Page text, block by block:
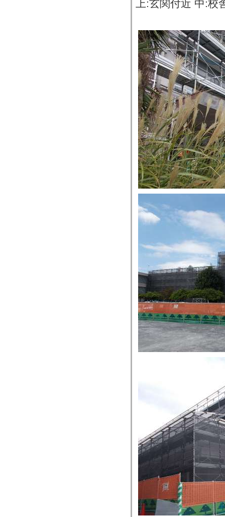
上:玄関付近 中:校